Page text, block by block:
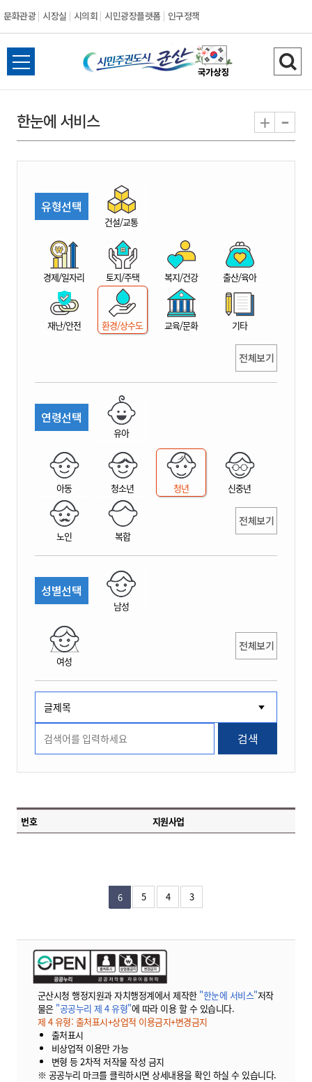
문화관광 시장실 시의회 시민광장플랫폼 인구정책
시
민
권
시
산
전
체
뉴
열
검
색
기
한눈에 서비스 + -
유형선택
건설/교통
경제/일자리 토지/주택 복지/건강 출산/육아
재난/안전 환경/상수도 교육/문화 기타
전체보기
연령선택
유아
아동 청소년 청년 신중년
노인 복합
전체보기
성별선택
남성
여성
전체보기
검색
번호 지원사업
6 5 4 3
군산시청 행정지원과 자치행정계에서 제작한 "한눈에 서비스"저작
물은 "공공누리 제 4 유형"에 따라 이용 할 수 있습니다.
제 4 유형: 출처표시+상업적 이용금지+변경금지
출처표시
비상업적 이용만 가능
변형 등 2차적 저작물 작성 금지
※ 공공누리 마크를 클릭하시면 상세내용을 확인 하실 수 있습니다.